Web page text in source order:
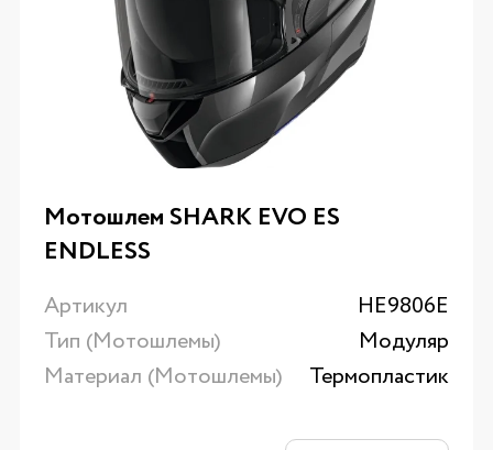
Мотошлем SHARK EVO ES
ENDLESS
Артикул
HE9806E
Тип (Мотошлемы)
Модуляр
Материал (Мотошлемы)
Термопластик